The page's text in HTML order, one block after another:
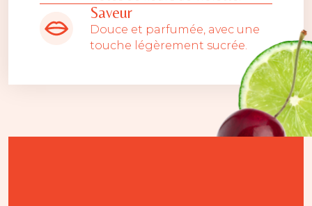
Saveur
Douce et parfumée, avec une
touche légèrement sucrée.